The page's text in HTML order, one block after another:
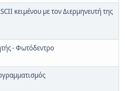
κειμένου με τον Διερμηνευτή της
- Φωτόδεντρο